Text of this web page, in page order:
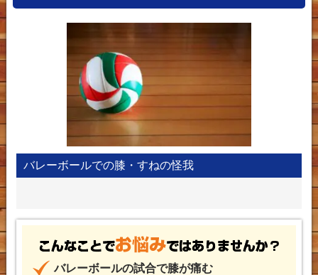
バレーボールでの膝・すねの怪我
こ
バレーボールの試合で膝が痛む